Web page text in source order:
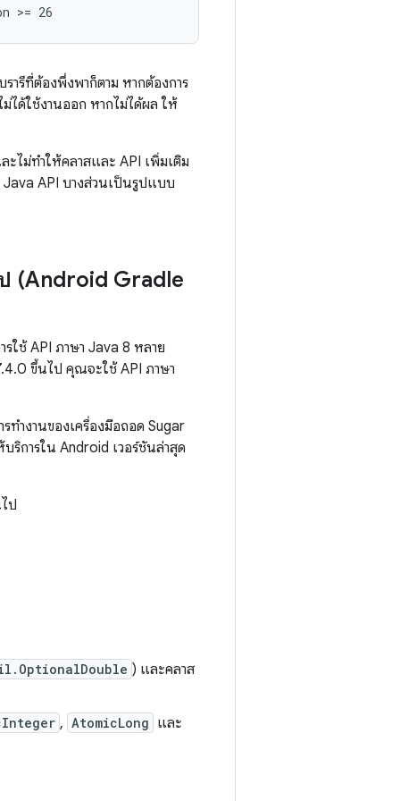
ารีที่ต้องพึ่งพาก็ตาม หากต้องการ
ได้ใช้งานออก หากไม่ได้ผล ให้
ไม่ทำให้คลาสและ API เพิ่มเติม
Java API บางส่วนเป็นรูปแบบ
ป (Android Gradle
ใช้ API ภาษา Java 8 หลาย
ขึ้นไป คุณจะใช้ API ภาษา
ทำงานของเครื่องมือถอด Sugar
ริการใน Android เวอร์ชันล่าสุด
ป
) และคลาส
, AtomicLong และ